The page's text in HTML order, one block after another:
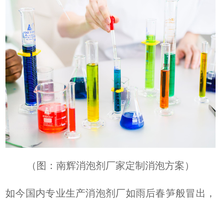
（图：南辉消泡剂厂家定制消泡方案）
如今国内专业生产消泡剂厂如雨后春笋般冒出，